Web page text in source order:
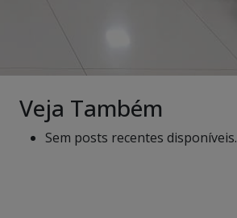
Veja Também
Sem posts recentes disponíveis.